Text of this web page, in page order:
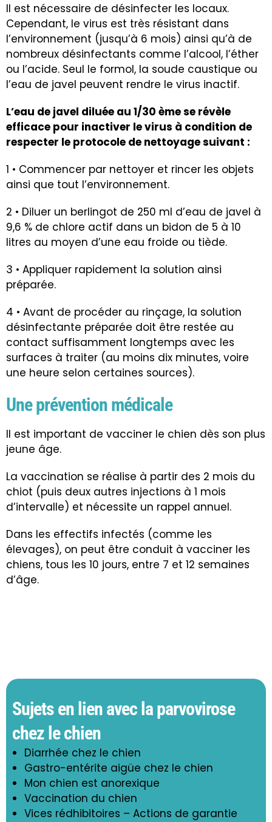
Il est nécessaire de désinfecter les locaux.
Cependant, le virus est très résistant dans
l’environnement (jusqu’à 6 mois) ainsi qu’à de
nombreux désinfectants comme l’alcool, l’éther
ou l’acide. Seul le formol, la soude caustique ou
l’eau de javel peuvent rendre le virus inactif.
L’eau de javel diluée au 1/30 ème se révèle
efficace pour inactiver le virus à condition de
respecter le protocole de nettoyage suivant :
1 • Commencer par nettoyer et rincer les objets
ainsi que tout l’environnement.
2 • Diluer un berlingot de 250 ml d’eau de javel à
9,6 % de chlore actif dans un bidon de 5 à 10
litres au moyen d’une eau froide ou tiède.
3 • Appliquer rapidement la solution ainsi
préparée.
4 • Avant de procéder au rinçage, la solution
désinfectante préparée doit être restée au
contact suffisamment longtemps avec les
surfaces à traiter (au moins dix minutes, voire
une heure selon certaines sources).
Une prévention médicale
Il est important de vacciner le chien dès son plus
jeune âge.
La vaccination se réalise à partir des 2 mois du
chiot (puis deux autres injections à 1 mois
d’intervalle) et nécessite un rappel annuel.
Dans les effectifs infectés (comme les
élevages), on peut être conduit à vacciner les
chiens, tous les 10 jours, entre 7 et 12 semaines
d’âge.
Sujets en lien avec la parvovirose
chez le chien
Diarrhée chez le chien
Gastro-entérite aigüe chez le chien
Mon chien est anorexique
Vaccination du chien
Vices rédhibitoires – Actions de garantie